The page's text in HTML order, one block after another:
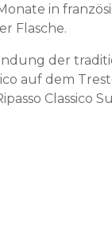
Monate in
Flasche.
der
auf dem
Classico